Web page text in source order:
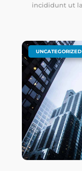
incididunt ut
UNCATEGORIZED